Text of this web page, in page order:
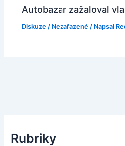
Autobazar zažaloval
Diskuze / Nezařazené / Napsal
Rubriky